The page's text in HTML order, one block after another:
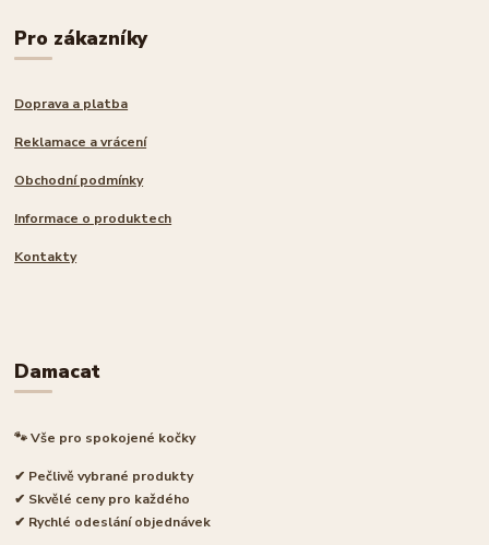
Pro zákazníky
Doprava a platba
Reklamace a vrácení
Obchodní podmínky
Informace o produktech
Kontakty
Damacat
🐾 Vše pro spokojené kočky
✔ Pečlivě vybrané produkty
✔ Skvělé ceny pro každého
✔ Rychlé odeslání objednávek